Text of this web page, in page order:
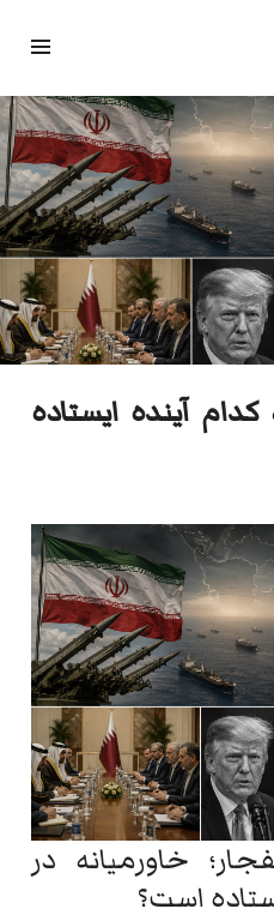
کدام آینده ایستاده
خاورمیانه در
است؟